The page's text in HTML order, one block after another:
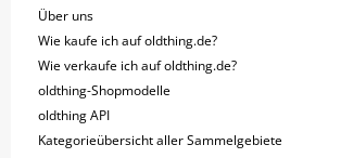
Über uns
Wie kaufe ich auf oldthing.de?
Wie verkaufe ich auf oldthing.de?
oldthing-Shopmodelle
oldthing API
Kategorieübersicht aller Sammelgebiete